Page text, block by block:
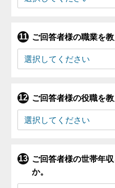
ご回答者様の職業を教
ご回答者様の役職を
ご回答者様の世帯年
か。